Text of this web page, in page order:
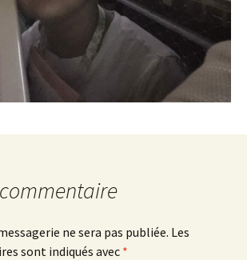
ne sera pas publiée. Les
sont indiqués avec *